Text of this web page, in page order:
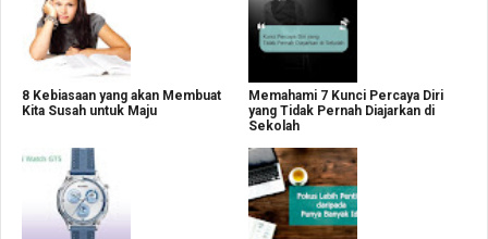
8 Kebiasaan yang akan Membuat
Kita Susah untuk Maju
Memahami 7 Kunci Percaya Diri
yang Tidak Pernah Diajarkan di
Sekolah